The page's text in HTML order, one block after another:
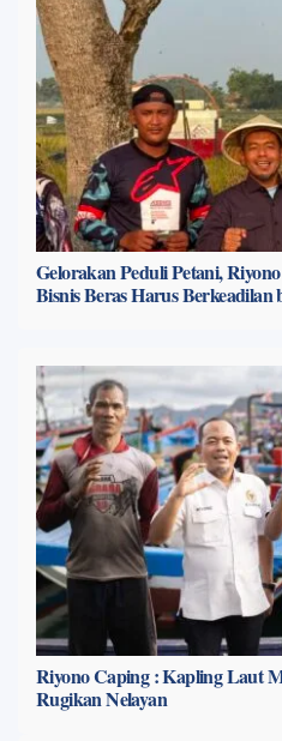
Gelorakan Peduli Petani,
Bisnis Beras Harus Berkeadilan
Riyono Caping : Kapling Laut
Rugikan Nelayan